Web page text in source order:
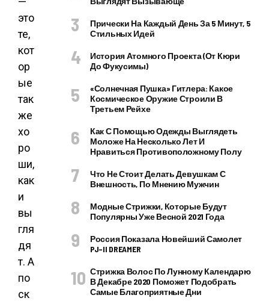
это
те,
кот
ор
ые
так
же
хо
ро
ши,
как
и
вы
гля
дя
т. А
по
ск
Прически На Каждый День За 5 Минут, 5
Стильных Идей
История Атомного Проекта (от Кюри
До Фукусимы)
«Солнечная Пушка» Гитлера: Какое
Космическое Оружие Строили В
Третьем Рейхе
Как С Помощью Одежды Выглядеть
Моложе На Несколько Лет И
Нравиться Противоположному Полу
Что Не Стоит Делать Девушкам С
Внешность, По Мнению Мужчин
Модные Стрижки, Которые Будут
Популярны Уже Весной 2021 Года
Россия Показала Новейший Самолет
PJ–II DREAMER
Стрижка Волос По Лунному Календарю
В Декабре 2020 Поможет Подобрать
Самые Благоприятные Дни